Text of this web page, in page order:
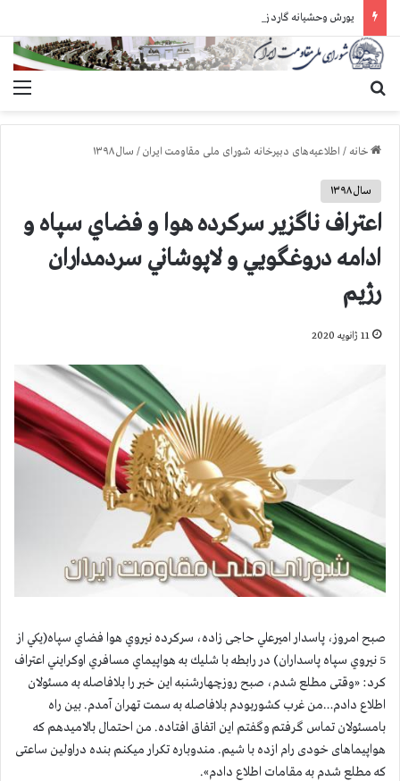
یورش وحشیانه گارد زندان اوین به سالن ۵ بند ۷ و ضرب و شتم زندانیان
خانه / اطلاعیه‌های دبیرخانه شورای ملی مقاومت ایران/ سال ۱۳۹۸
سال ۱۳۹۸
اعتراف ناگزير سركرده هوا و فضاي سپاه و
ادامه دروغگويي و لاپوشاني سردمداران
رژيم
11 ژانویه 2020
صبح امروز، پاسدار اميرعلي حاجی زاده، سركرده نيروي هوا فضاي سپاه(يكي از
5 نيروي سپاه پاسداران) در رابطه با شليك به هواپيماي مسافري اوكرايني اعتراف
كرد: «وقتی مطلع شدم، صبح روزچهارشنبه این خبر را بلافاصله به مسئولان
اطلاع دادم…من غرب کشوربودم بلافاصله به سمت تهران آمدم. بین راه
بامسئولان تماس گرفتم وگفتم این اتفاق افتاده. من احتمال بالامیدهم که
هواپیماهای خودی رام ازده با شیم. مندوباره تکرار میکنم بنده دراولین ساعتی
که مطلع شدم به مقامات اطلاع دادم».